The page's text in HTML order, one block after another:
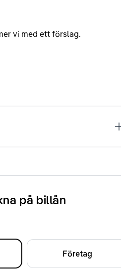
vi med ett förslag.
på billån
Företag